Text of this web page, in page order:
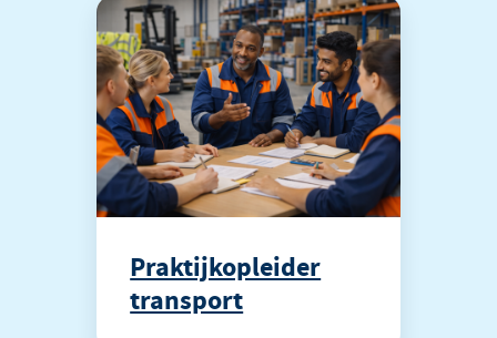
Praktijkopleider
transport